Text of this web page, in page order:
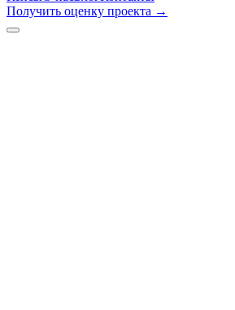
Получить оценку проекта →